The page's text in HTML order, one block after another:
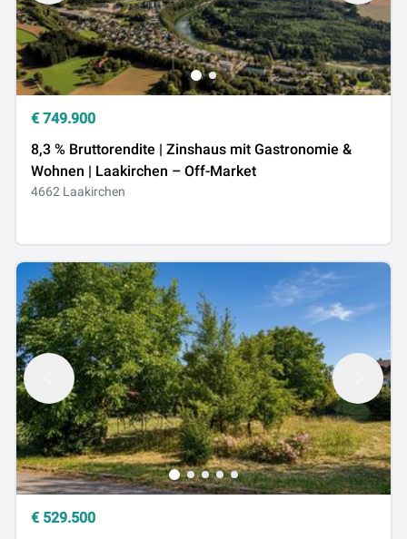
€ 749.900
8,3 % Bruttorendite | Zinshaus mit Gastronomie &
Wohnen | Laakirchen – Off-Market
4662 Laakirchen
€ 529.500